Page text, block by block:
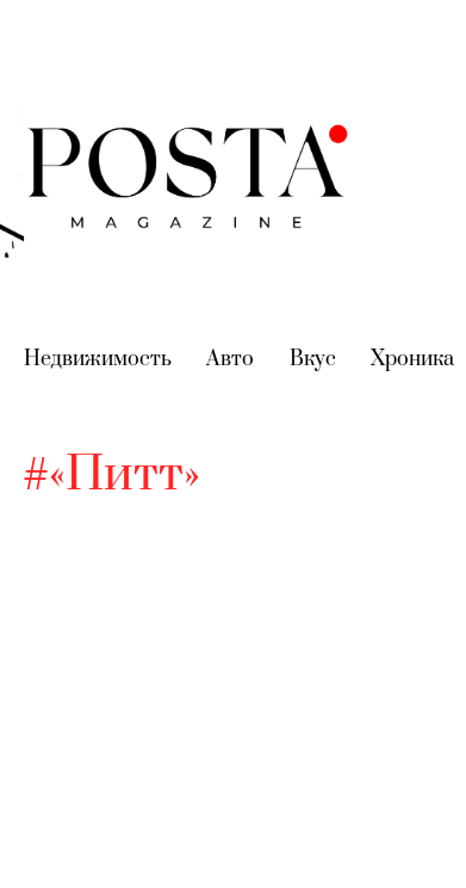
(current)
Недвижимость(current)
Авто (current)
Вкус (current)
Хроника
#«Питт»